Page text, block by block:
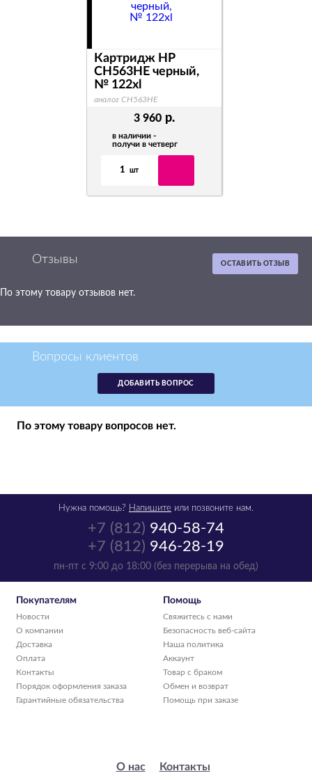
3 960 р.
в наличии -
получи в четверг
1 шт
Картридж HP
CH563HE черный,
№ 122xl
аналог CH563HE
2 029 р.
нет в наличии
CH561HE черный,
CH561HE
р.
нет в наличии
Картридж HP
CH562HE цветной,
ОСТАВИТЬ ОТЗЫВ
Отзывы
По этому товару отзывов нет.
ДОБАВИТЬ ВОПРОС
Вопросы клиентов
По этому товару вопросов нет.
+7 (812) 940-58-74
+7 (812) 946-28-19
пн-пт с 9:00 до 18:00 (без перерыва на обед)
Нужна помощь? Напишите или позвоните нам.
Покупателям
Новости
О компании
Доставка
Оплата
Контакты
Порядок оформления заказа
Гарантийные обязательства
Помощь
Свяжитесь с нами
Безопасность веб-сайта
Наша политика
Аккаунт
Товар с браком
Обмен и возврат
Помощь при заказе
О нас Контакты